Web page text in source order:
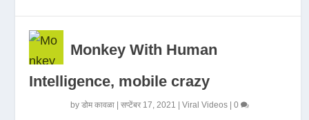
Monkey With Human
Intelligence, mobile crazy
byडोम कावळा |सप्टेंबर 17, 2021 |Viral Videos |0